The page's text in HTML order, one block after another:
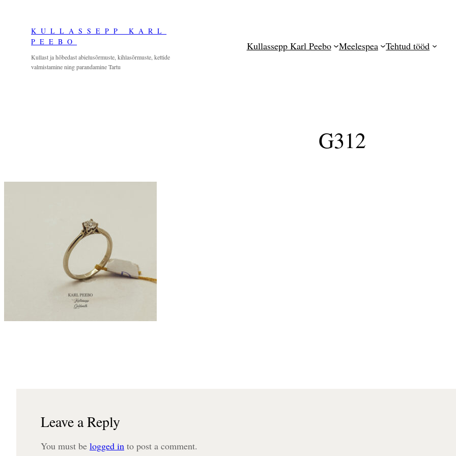
KULLASSEPP KARL
PEEBO
Kullast ja hõbedast abielusõrmuste, kihlasõrmuste, kettide
valmistamine ning parandamine Tartu
Kullassepp Karl Peebo Meelespea Tehtud tööd
G312
Leave a Reply
You must be logged in to post a comment.